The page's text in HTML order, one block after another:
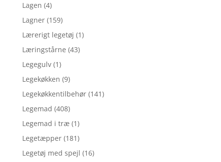
Lagen (4)
Lagner (159)
Lærerigt legetøj (1)
Læringstårne (43)
Legegulv (1)
Legekøkken (9)
Legekøkkentilbehør (141)
Legemad (408)
Legemad i træ (1)
Legetæpper (181)
Legetøj med spejl (16)